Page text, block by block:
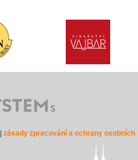
zásady zpracování a ochrany osobních